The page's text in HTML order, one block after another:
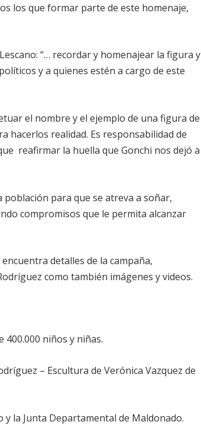
los que formar parte de este homenaje,
“… recordar y homenajear la figura y
y a quienes estén a cargo de este
el nombre y el ejemplo de una figura de
hacerlos realidad. Es responsabilidad de
reafirmar la huella que Gonchi nos dejó a
población para que se atreva a soñar,
compromisos que le permita alcanzar
detalles de la campaña,
como también imágenes y videos.
400.000 niños y niñas.
– Escultura de Verónica Vazquez de
la Junta Departamental de Maldonado.